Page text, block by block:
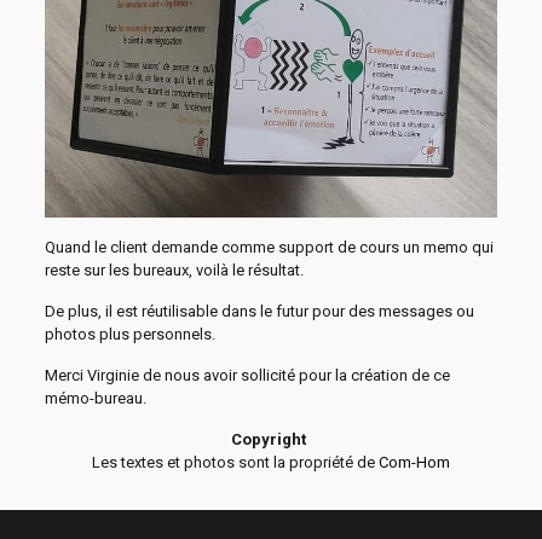
Quand le client demande comme support de cours un memo qui
reste sur les bureaux, voilà le résultat.
De plus, il est réutilisable dans le futur pour des messages ou
photos plus personnels.
Merci Virginie de nous avoir sollicité pour la création de ce
mémo-bureau.
Copyright
Les textes et photos sont la propriété de Com-Hom